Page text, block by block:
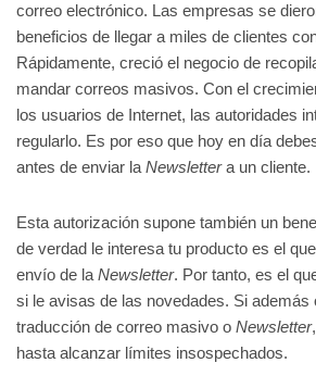
correo electrónico. Las empresas se
beneficios de llegar a miles de clientes
Rápidamente, creció el negocio de
mandar correos masivos. Con el
los usuarios de Internet, las autoridades
regularlo. Es por eso que hoy en día
antes de enviar laNewslettera un cliente.
Esta autorización supone también un
de verdad le interesa tu producto es el
envío de la Newsletter. Por tanto, es el
si le avisas de las novedades. Si además
traducción de correo masivo o Newsletter
hasta alcanzar límites insospechados.